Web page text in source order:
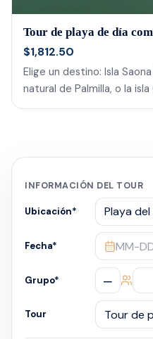
Tour de playa de día
$1,812.50
Elige un destino: Isla
natural de Palmilla, o la isla
INFORMACIÓN DEL TOUR
Ubicación*
Fecha* MM-
Grupo* –
Tour